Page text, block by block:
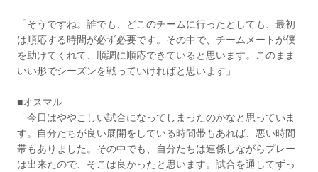
「そうですね。誰でも、どこのチームに行ったとしても、最初
は順応する時間が必ず必要です。その中で、チームメートが僕
を助けてくれて、順調に順応できていると思います。このまま
いい形でシーズンを戦っていければと思います」
■オスマル
「今日はややこしい試合になってしまったのかなと思っていま
す。自分たちが良い展開をしている時間帯もあれば、悪い時間
帯もありました。その中でも、自分たちは連係しながらプレー
は出来たので、そこは良かったと思います。試合を通してずっ